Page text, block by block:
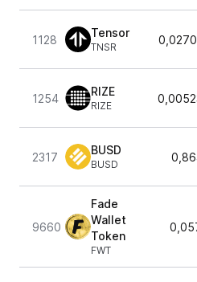
1128
Tensor
TNSR
1254
RIZE
RIZE
2317
BUSD
BUSD
9660
Fade
Wallet
Token
FWT